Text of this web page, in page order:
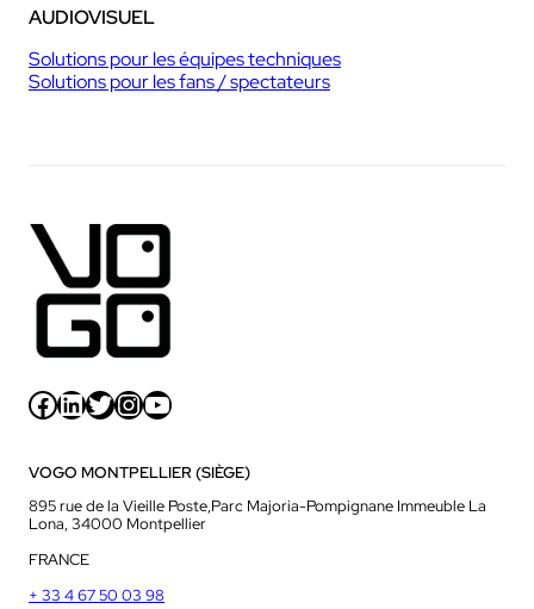
AUDIOVISUEL
Solutions pour les équipes techniques
Solutions pour les fans / spectateurs
Facebook LinkedIn Twitter InstagramYouTube
VOGO MONTPELLIER (SIÈGE)
895 rue de la Vieille Poste,Parc Majoria-Pompignane Immeuble La
Lona, 34000 Montpellier
FRANCE
+ 33 4 67 50 03 98